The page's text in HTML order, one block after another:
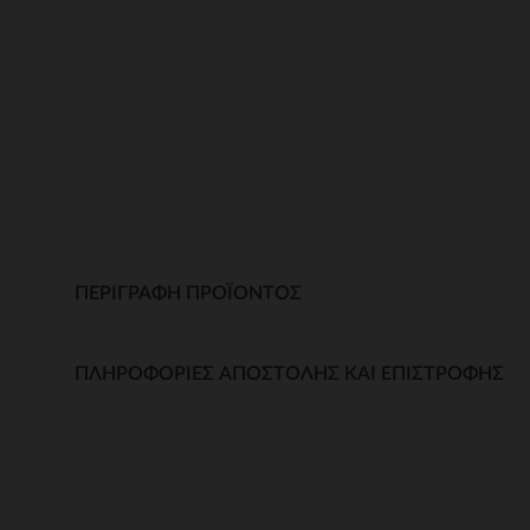
ΠΕΡΙΓΡΑΦΉ ΠΡΟΪΌΝΤΟΣ
ΠΛΗΡΟΦΟΡΊΕΣ ΑΠΟΣΤΟΛΉΣ ΚΑΙ ΕΠΙΣΤΡΟΦΉΣ